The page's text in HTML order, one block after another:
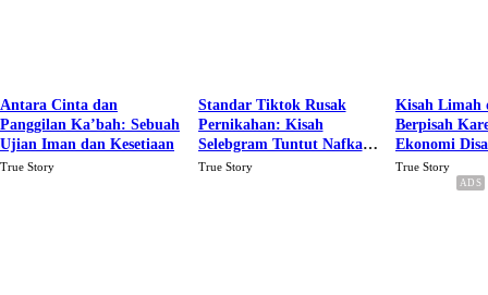
Antara Cinta dan
Panggilan Ka’bah: Sebuah
Ujian Iman dan Kesetiaan
True Story
Standar Tiktok Rusak
Pernikahan: Kisah
Selebgram Tuntut Nafkah
Rp.15 Juta Perbulan
True Story
Kisah Limah
Berpisah
Ekonomi
Karena Cinta
True Story